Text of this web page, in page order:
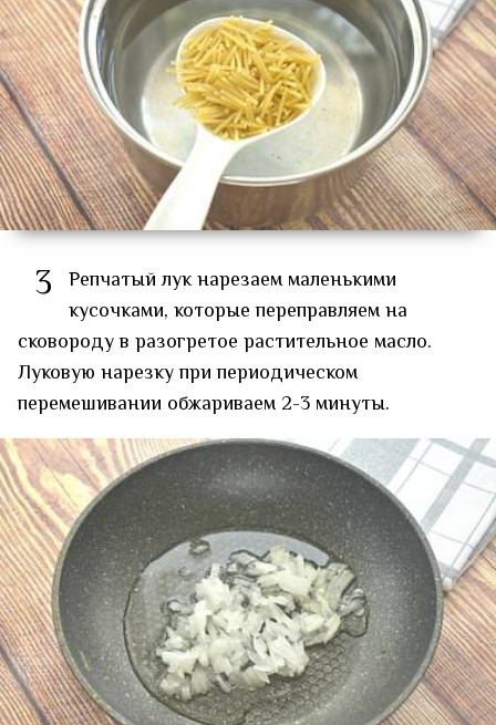
3 Репчатый лук нарезаем маленькими
кусочками, которые переправляем на
сковороду в разогретое растительное масло.
Луковую нарезку при периодическом
перемешивании обжариваем 2-3 минуты.